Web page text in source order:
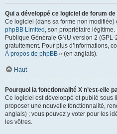
Qui a développé ce logiciel de forum
Ce logiciel (dans sa forme non modifiée)
phpBB Limited , son propriétaire
Publique Générale GNU version 2
gratuitement. Pour plus d’informations,
À propos de phpBB» (en anglais).
Haut
Pourquoi la fonctionnalité X n’est-elle
Ce logiciel est développé et publié sous
proposer une nouvelle fonctionnalité,
anglais) ; vous pouvez y voter pour les
les vôtres.